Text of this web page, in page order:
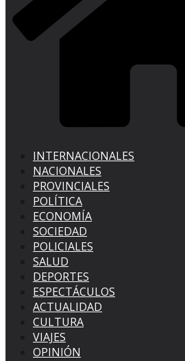
INTERNACIONALES
NACIONALES
PROVINCIALES
POLÍTICA
ECONOMÍA
SOCIEDAD
POLICIALES
SALUD
DEPORTES
ESPECTÁCULOS
ACTUALIDAD
CULTURA
VIAJES
OPINIÓN